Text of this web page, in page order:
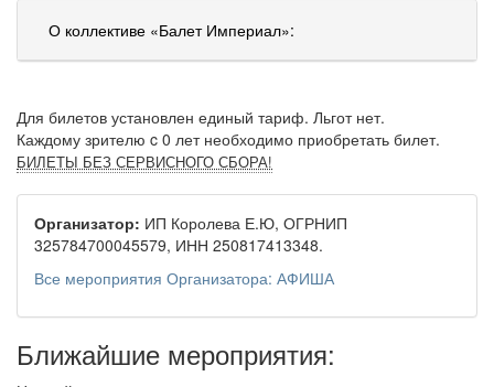
О коллективе «Балет Империал»:
Для билетов установлен единый тариф. Льгот нет.
Каждому зрителю c 0 лет необходимо приобретать билет.
БИЛЕТЫ БЕЗ СЕРВИСНОГО СБОРА!
Организатор: ИП Королева Е.Ю, ОГРНИП
325784700045579, ИНН 250817413348.
Все мероприятия Организатора: АФИША
Ближайшие мероприятия: